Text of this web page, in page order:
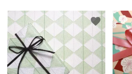
favorite